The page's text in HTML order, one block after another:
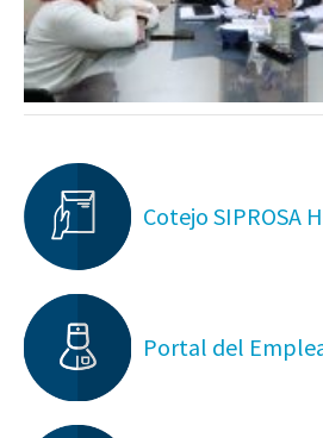
Cotejo SIPROSA
Portal del